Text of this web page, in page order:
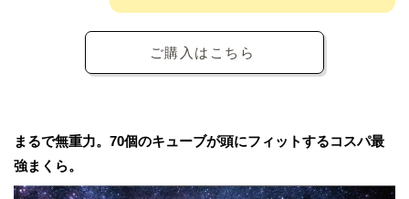
ご購入はこちら
まるで無重力。70個のキューブが頭にフィットするコスパ最
強まくら。